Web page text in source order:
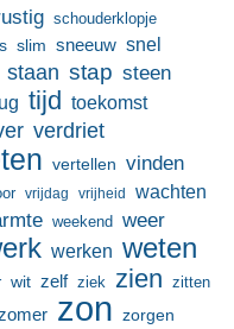
schouderklopje
slim sneeuw snel
staan stap steen
tijd toekomst
verdriet
vertellen vinden
vrijdag vrijheid wachten
weekend weer
werken weten
wit zelf ziek zien zitten
zon zorgen